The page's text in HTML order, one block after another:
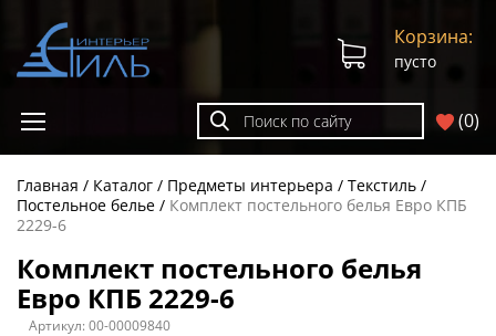
(0)
Корзина:
пусто
Главная Каталог Предметы интерьера
Текстиль
Постельное белье
Комплект постельного белья Евро КПБ
2229-6
Комплект постельного белья
Евро КПБ 2229-6
Артикул:00-00009840